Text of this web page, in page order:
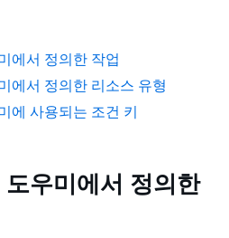
에서 정의한 작업
에서 정의한 리소스 유형
에 사용되는 조건 키
우미에서 정의한